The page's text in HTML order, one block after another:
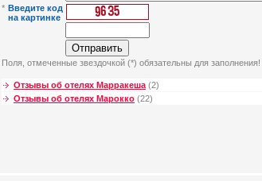
* Введите код
на картинке
Поля, отмеченные звездочкой (*) обязательны для заполнения!
Отзывы об отелях Марракеша(2)
Отзывы об отелях Марокко (22)